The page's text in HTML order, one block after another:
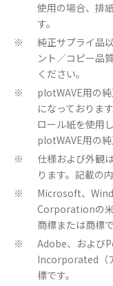
使用の場合、排
す。
※
純正サプライ品
ント／コピー品
ください。
※
plotWAVE用の
になっておりま
ロール紙を使用
plotWAVE用の純
※
仕様および外観
ります。記載の
※
Microsoft、
Corporationの米
商標または商標で
※
Adobe、および
Incorporated（
標です。